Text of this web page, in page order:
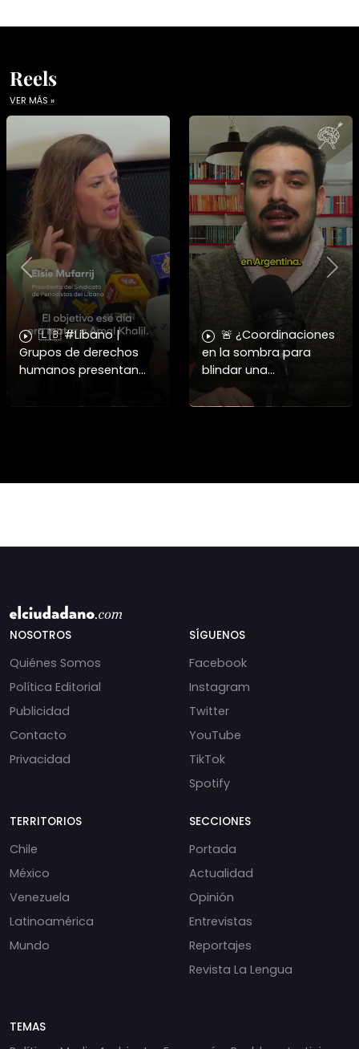
Reels
VER MÁS »
🇱🇧 #Libano |
Grupos de derechos
humanos presentan
asesinato de la
🚨 ¿Coordinaciones
en la sombra para
blindar una
candidatura
presidencial? Nuevos
Previous
NOSOTROS
Quiénes Somos
Política Editorial
Publicidad
Contacto
Privacidad
SÍGUENOS
Facebook
Instagram
Twitter
YouTube
TikTok
Spotify
TERRITORIOS
Chile
México
Venezuela
Latinoamérica
Mundo
SECCIONES
Portada
Actualidad
Opinión
Entrevistas
Reportajes
Revista La Lengua
TEMAS